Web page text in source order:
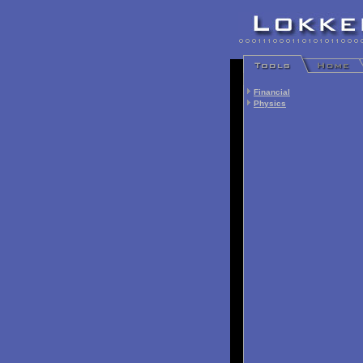
Financial
Physics